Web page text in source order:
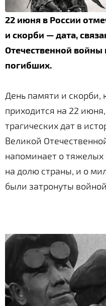
22 июня в России
и скорби — дата,
Отечественной
погибших.
День памяти и скорби,
приходится на 22
трагических дат в
Великой
напоминает о
на долю страны, и о
были затронуты